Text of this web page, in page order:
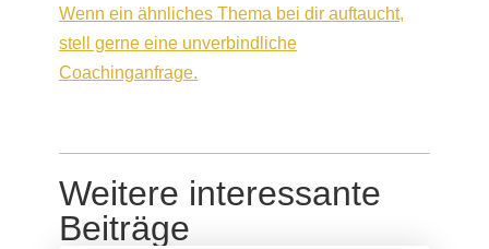
Wenn ein ähnliches Thema bei dir auftaucht,
stell gerne eine unverbindliche
Coachinganfrage.
Weitere interessante
Beiträge